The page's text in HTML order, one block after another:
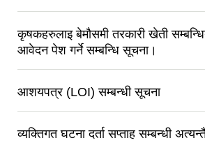
कृषकहरुलाइ बेमाैसमी तरकारी खेती
आवेदन पेश गर्ने सम्बन्धि सूचना।
आशयपत्र (LOI) सम्बन्धी सूचना
व्यक्तिगत घटना दर्ता सप्ताह सम्बन्धी